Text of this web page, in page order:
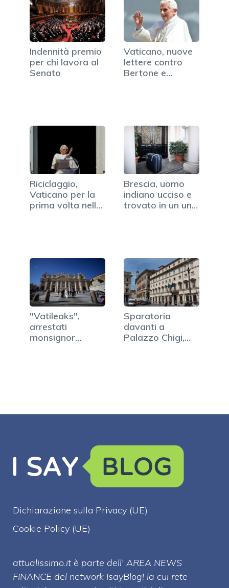
Indennità premio
per chi lavora al
Senato
Vaticano, nuove
lettere contro
Bertone e
Riciclaggio,
Vaticano per la
prima volta nella
Brescia, uomo
indiano ucciso e
trovato in un una
"Vatileaks",
arrestati
monsignor
Sparatoria
davanti a
Palazzo Chigi,
Dichiarazione sulla Privacy (UE)
Cookie Policy (UE)
attualissimo.it è parte dell' AREA NEWS
FINANCE del network IsayBlog! la cui rete